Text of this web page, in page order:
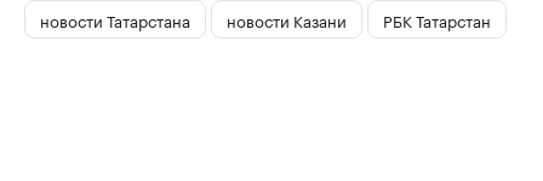
новости Татарстана
новости Казани РБК Татарстан